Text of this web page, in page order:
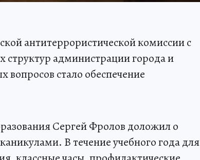
антитеррористической комиссии с
структур администрации города и
стало обеспечение
Сергей Фролов доложил о
В течение учебного года для